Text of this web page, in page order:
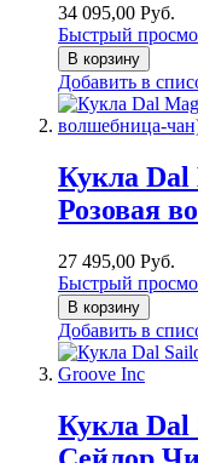
34 095,00 Руб.
Быстрый
В корзину
Добавить в
Кукла
Розовая
27 495,00 Руб.
Быстрый
В корзину
Добавить в
Кукла